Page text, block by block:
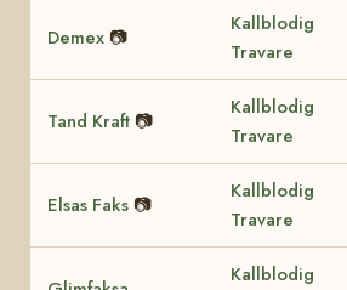
Demex 📷
Kallblodig
Travare
Tand Kraft 📷
Kallblodig
Travare
Elsas Faks 📷
Kallblodig
Travare
Kallblodig